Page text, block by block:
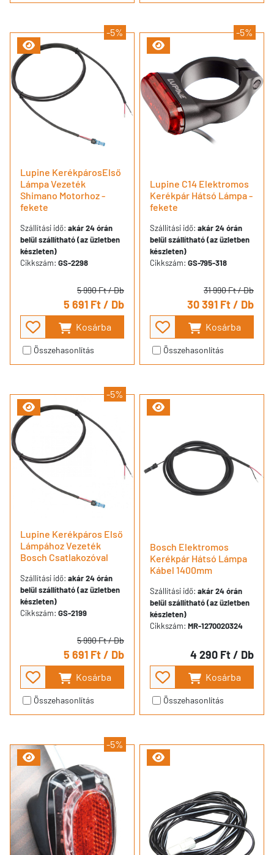
-5%
Lupine KerékpárosElső
Lámpa Vezeték
Shimano Motorhoz -
fekete
Szállítási idő: akár 24 órán
belül szállítható (az üzletben
készleten)
Cikkszám: GS-2298
5 990 Ft/ Db
5 691 Ft/ Db
Kosárba
Összehasonlítás
-5%
Lupine C14 Elektromos
Kerékpár Hátsó Lámpa -
fekete
Szállítási idő: akár 24 órán
belül szállítható (az üzletben
készleten)
Cikkszám: GS-795-318
31 990 Ft/ Db
30 391 Ft/ Db
Kosárba
Összehasonlítás
-5%
Lupine Kerékpáros Első
Lámpához Vezeték
Bosch Csatlakozóval
Szállítási idő: akár 24 órán
belül szállítható (az üzletben
készleten)
Cikkszám: GS-2199
5 990 Ft/ Db
5 691 Ft/ Db
Kosárba
Összehasonlítás
Bosch Elektromos
Kerékpár Hátsó Lámpa
Kábel 1400mm
Szállítási idő: akár 24 órán
belül szállítható (az üzletben
készleten)
Cikkszám: MR-1270020324
4 290 Ft/ Db
Kosárba
Összehasonlítás
-5%